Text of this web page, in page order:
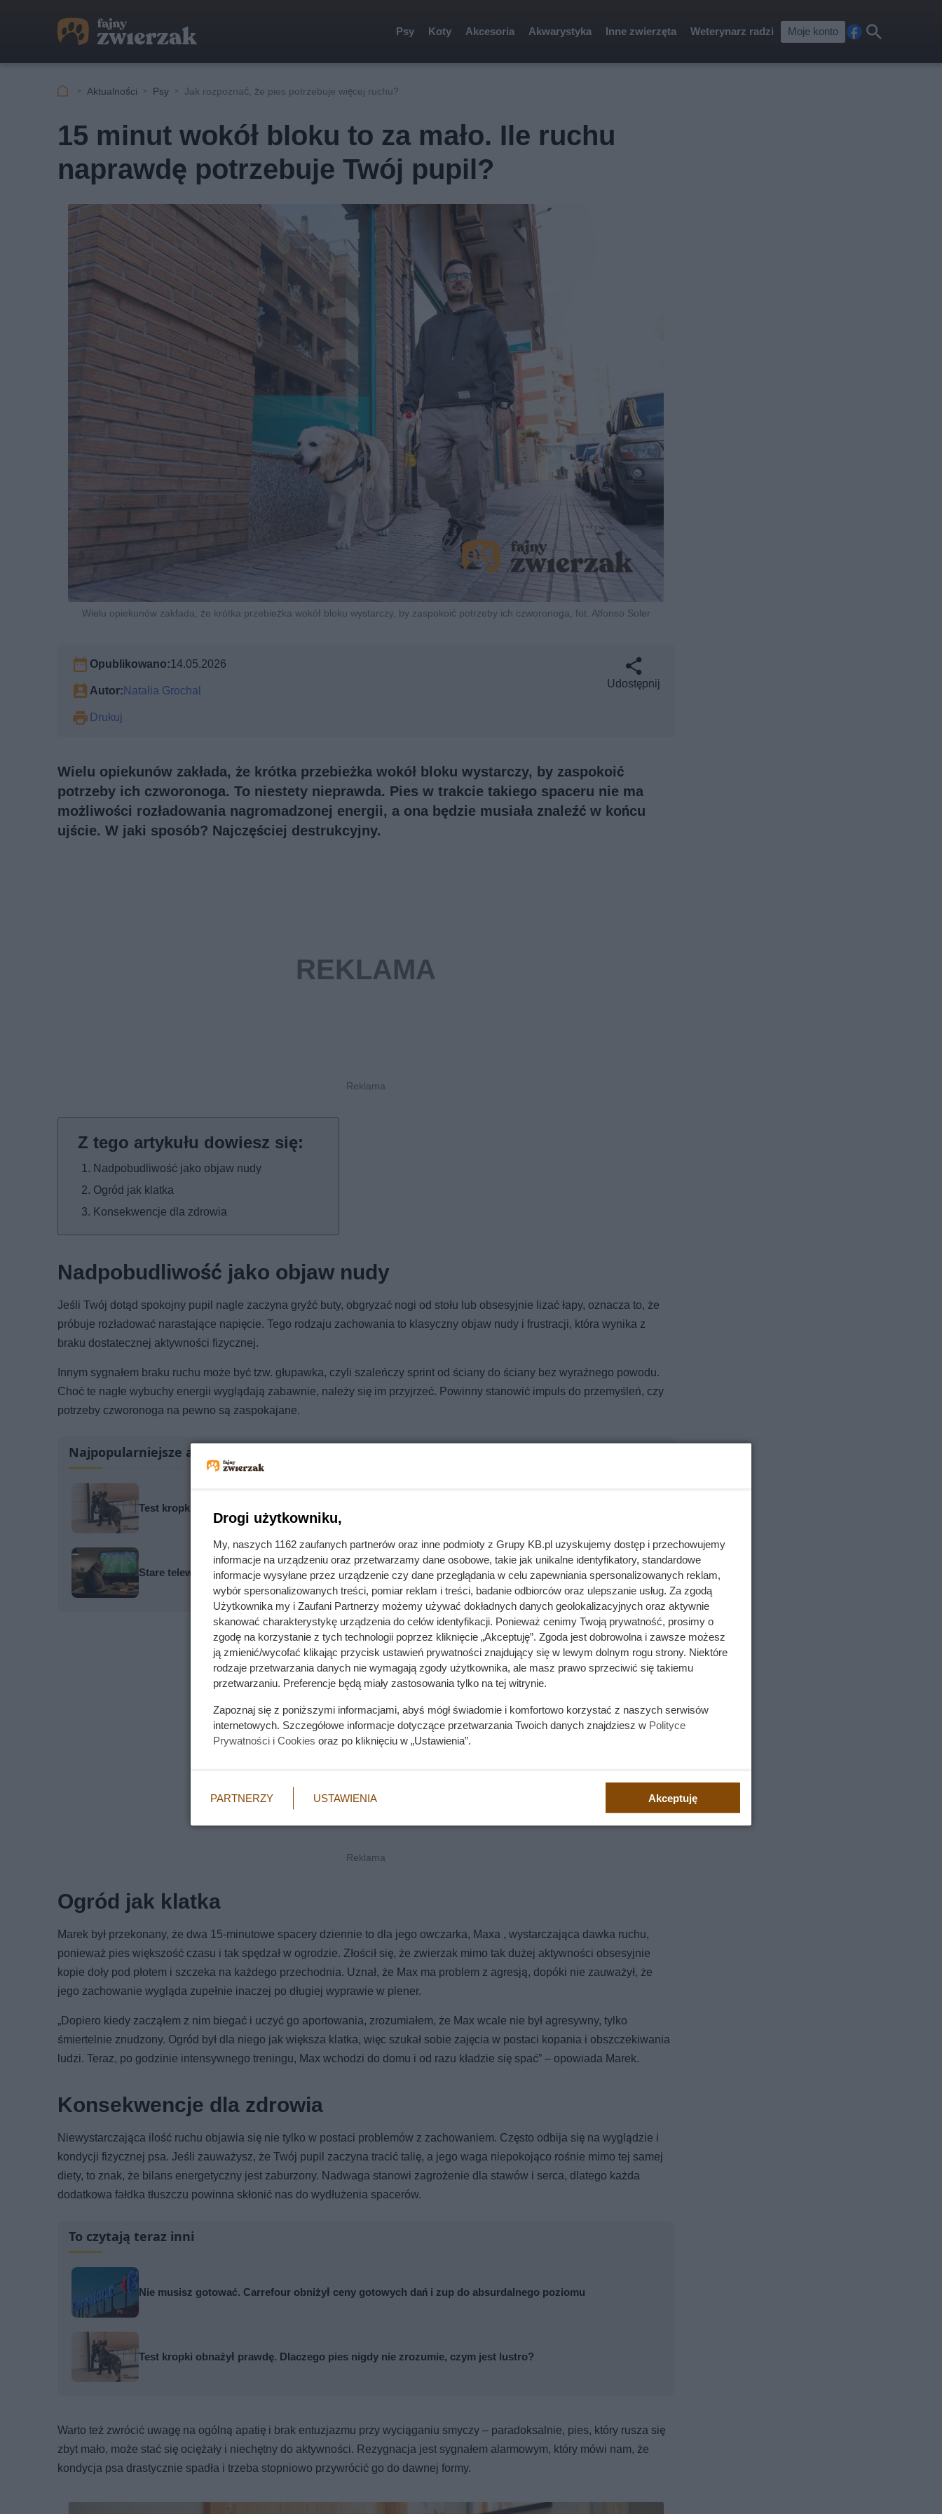
Psy Koty Akcesoria Akwarystyka Inne zwierzęta Weterynarz radzi Moje konto
cebkaj
Aktualności Psy Jak rozpoznać, że pies potrzebuje więcej ruchu?
15 minut wokół bloku to za mało. Ile ruchu
naprawdę potrzebuje Twój pupil?
Wielu opiekunów zakłada, że krótka przebieżka wokół bloku wystarczy, by zaspokoić potrzeby ich czworonoga, fot. Alfonso Soler
Opublikowano:14.05.2026
Autor:Natalia Grochal
Drukuj
Udostępnij
Wielu opiekunów zakłada, że krótka przebieżka wokół bloku wystarczy, by zaspokoić
potrzeby ich czworonoga. To niestety nieprawda. Pies w trakcie takiego spaceru nie ma
możliwości rozładowania nagromadzonej energii, a ona będzie musiała znaleźć w końcu
ujście. W jaki sposób? Najczęściej destrukcyjny.
Nadpobudliwość jako objaw nudy
Ogród jak klatka
Konsekwencje dla zdrowia
Nadpobudliwość jako objaw nudy
Jeśli Twój dotąd spokojny pupil nagle zaczyna gryźć buty, obgryzać nogi od stołu lub obsesyjnie lizać łapy, oznacza to, że
próbuje rozładować narastające napięcie. Tego rodzaju zachowania to klasyczny objaw nudy i frustracji, która wynika z
braku dostatecznej aktywności fizycznej.
Innym sygnałem braku ruchu może być tzw. głupawka, czyli szaleńczy sprint od ściany do ściany bez wyraźnego powodu.
Choć te nagłe wybuchy energii wyglądają zabawnie, należy się im przyjrzeć. Powinny stanowić impuls do przemyśleń, czy
potrzeby czworonoga na pewno są zaspokajane.
Najpopularniejsze artykuły
Test kropki obnażył prawdę. Dlaczego pies nigdy nie zrozumie, czym jest lustro?
Stare telewizory były dla nich udręką. Koty pokochały dopiero nowoczesne płaskie ekrany
Ogród jak klatka
Marek był przekonany, że dwa 15-minutowe spacery dziennie to dla jego owczarka, Maxa , wystarczająca dawka ruchu,
ponieważ pies większość czasu i tak spędzał w ogrodzie. Złościł się, że zwierzak mimo tak dużej aktywności obsesyjnie
kopie doły pod płotem i szczeka na każdego przechodnia. Uznał, że Max ma problem z agresją, dopóki nie zauważył, że
jego zachowanie wygląda zupełnie inaczej po długiej wyprawie w plener.
„Dopiero kiedy zacząłem z nim biegać i uczyć go aportowania, zrozumiałem, że Max wcale nie był agresywny, tylko
śmiertelnie znudzony. Ogród był dla niego jak większa klatka, więc szukał sobie zajęcia w postaci kopania i obszczekiwania
ludzi. Teraz, po godzinie intensywnego treningu, Max wchodzi do domu i od razu kładzie się spać” – opowiada Marek.
Konsekwencje dla zdrowia
Niewystarczająca ilość ruchu objawia się nie tylko w postaci problemów z zachowaniem. Często odbija się na wyglądzie i
kondycji fizycznej psa. Jeśli zauważysz, że Twój pupil zaczyna tracić talię, a jego waga niepokojąco rośnie mimo tej samej
diety, to znak, że bilans energetyczny jest zaburzony. Nadwaga stanowi zagrożenie dla stawów i serca, dlatego każda
dodatkowa fałdka tłuszczu powinna skłonić nas do wydłużenia spacerów.
To czytają teraz inni
Nie musisz gotować. Carrefour obniżył ceny gotowych dań i zup do absurdalnego poziomu
Test kropki obnażył prawdę. Dlaczego pies nigdy nie zrozumie, czym jest lustro?
Warto też zwrócić uwagę na ogólną apatię i brak entuzjazmu przy wyciąganiu smyczy – paradoksalnie, pies, który rusza się
zbyt mało, może stać się ociężały i niechętny do aktywności. Rezygnacja jest sygnałem alarmowym, który mówi nam, że
kondycja psa drastycznie spadła i trzeba stopniowo przywrócić go do dawnej formy.
Drogi użytkowniku,
My, naszych 1162 zaufanych partnerów oraz inne podmioty z Grupy KB.pl uzyskujemy dostęp i przechowujemy
informacje na urządzeniu oraz przetwarzamy dane osobowe, takie jak unikalne identyfikatory, standardowe
informacje wysyłane przez urządzenie czy dane przeglądania w celu zapewniania spersonalizowanych reklam,
wybór spersonalizowanych treści, pomiar reklam i treści, badanie odbiorców oraz ulepszanie usług. Za zgodą
Użytkownika my i Zaufani Partnerzy możemy używać dokładnych danych geolokalizacyjnych oraz aktywnie
skanować charakterystykę urządzenia do celów identyfikacji. Ponieważ cenimy Twoją prywatność, prosimy o
zgodę na korzystanie z tych technologii poprzez kliknięcie „Akceptuję”. Zgoda jest dobrowolna i zawsze możesz
ją zmienić/wycofać klikając przycisk ustawień prywatności znajdujący się w lewym dolnym rogu strony. Niektóre
rodzaje przetwarzania danych nie wymagają zgody użytkownika, ale masz prawo sprzeciwić się takiemu
przetwarzaniu. Preferencje będą miały zastosowania tylko na tej witrynie.
Zapoznaj się z poniższymi informacjami, abyś mógł świadomie i komfortowo korzystać z naszych serwisów
internetowych. Szczegółowe informacje dotyczące przetwarzania Twoich danych znajdziesz w Polityce
Prywatności i Cookies oraz po kliknięciu w „Ustawienia”.
PARTNERZY USTAWIENIA Akceptuję